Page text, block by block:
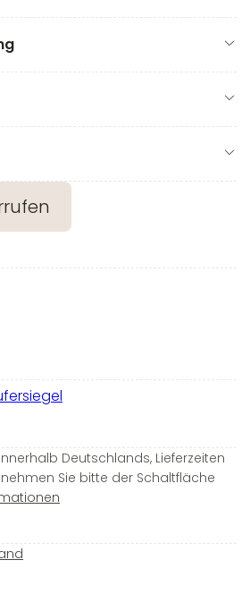
Deutschlands, Lieferzeiten
Sie bitte der Schaltfläche